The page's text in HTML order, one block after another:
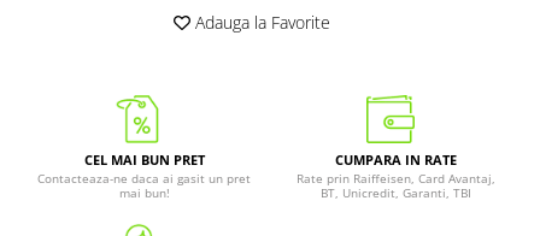
Adauga la Favorite
CEL MAI BUN PRET
Contacteaza-ne daca ai gasit un pret
mai bun!
CUMPARA IN RATE
Rate prin Raiffeisen, Card Avantaj,
BT, Unicredit, Garanti, TBI